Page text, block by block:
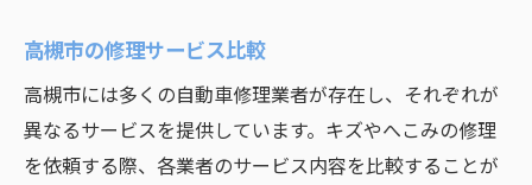
高槻市の修理サービス比較
高槻市には多くの自動車修理業者が存在し、それぞれが
異なるサービスを提供しています。キズやへこみの修理
を依頼する際、各業者のサービス内容を比較することが